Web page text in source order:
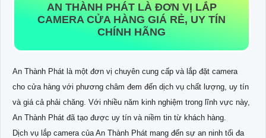
AN THÀNH PHÁT LÀ ĐƠN VỊ LẮP
CAMERA CỬA HÀNG GIÁ RẺ, UY TÍN
CHÍNH HÃNG
An Thành Phát là một đơn vị chuyên cung cấp và lắp đặt camera
cho cửa hàng với phương châm đem đến dịch vụ chất lượng, uy tín
và giá cả phải chăng. Với nhiều năm kinh nghiệm trong lĩnh vực này,
An Thành Phát đã tạo được uy tín và niềm tin từ khách hàng.
Dịch vụ lắp camera của An Thành Phát mang đến sự an ninh tối đa